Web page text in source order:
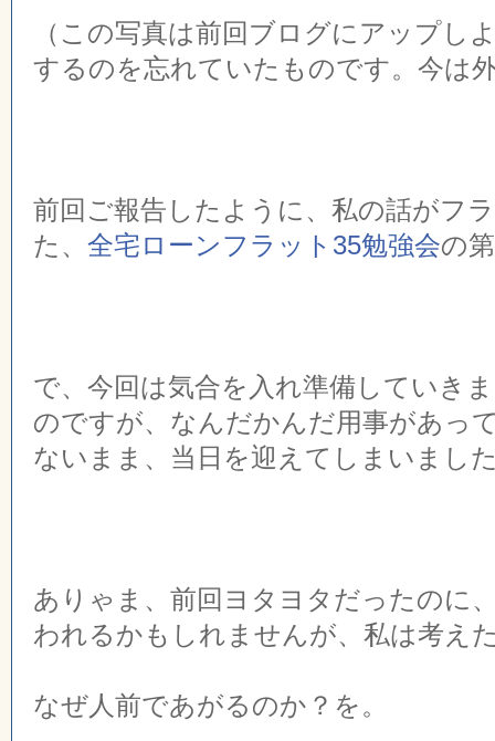
（この写真は前回ブログにアップし
するのを忘れていたものです。今は
前回ご報告したように、私の話がフ
た、 全宅ローンフラット35勉強会の
で、今回は気合を入れ準備していき
のですが、なんだかんだ用事があっ
ないまま、当日を迎えてしまいまし
ありゃま、前回ヨタヨタだったのに
われるかもしれませんが、私は考え
なぜ人前であがるのか？を。